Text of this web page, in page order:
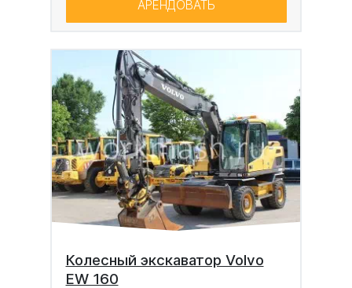
АРЕНДОВАТЬ
Колесный экскаватор Volvo
EW 160